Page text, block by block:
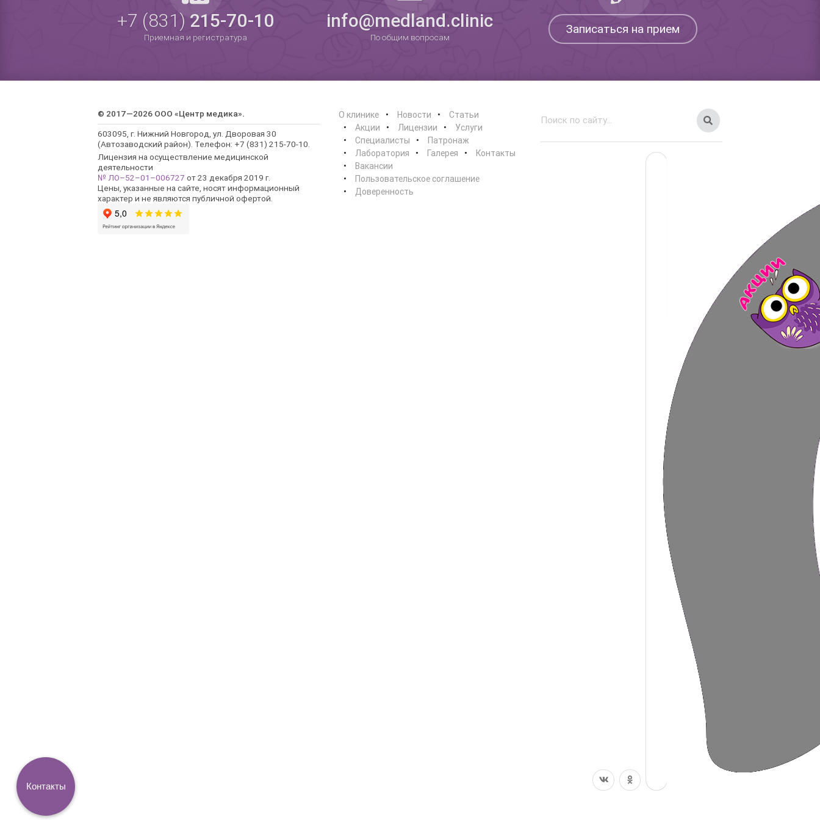
+7 (831) 215-70-10
Приемная и регистратура
info@medland.clinic
По общим вопросам
Записаться на прием
© 2017—2026 ООО «Центр медика».
603095, г. Нижний Новгород, ул. Дворовая 30
(Автозаводский район). Телефон: +7 (831) 215-70-10.
Лицензия на осуществление медицинской
деятельности
№ ЛО–52–01–006727 от 23 декабря 2019 г.
Цены, указанные на сайте, носят информационный
характер и не являются публичной офертой.
О клинике Новости
Статьи
Акции
Лицензии
Услуги
Специалисты
Патронаж
Лаборатория
Галерея
Контакты
Вакансии
Пользовательское соглашение
Доверенность
Контакты
Работает на